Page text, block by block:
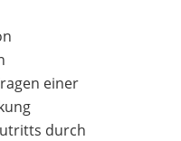
einer
durch